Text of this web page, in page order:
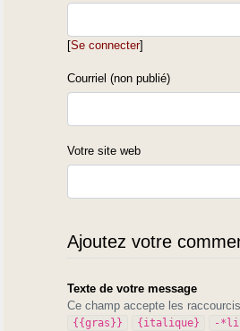
[Se connecter]
Courriel (non publié)
Votre site web
Ajoutez votre
Texte de votre message
Ce champ accepte les
{{gras}} {italique} -